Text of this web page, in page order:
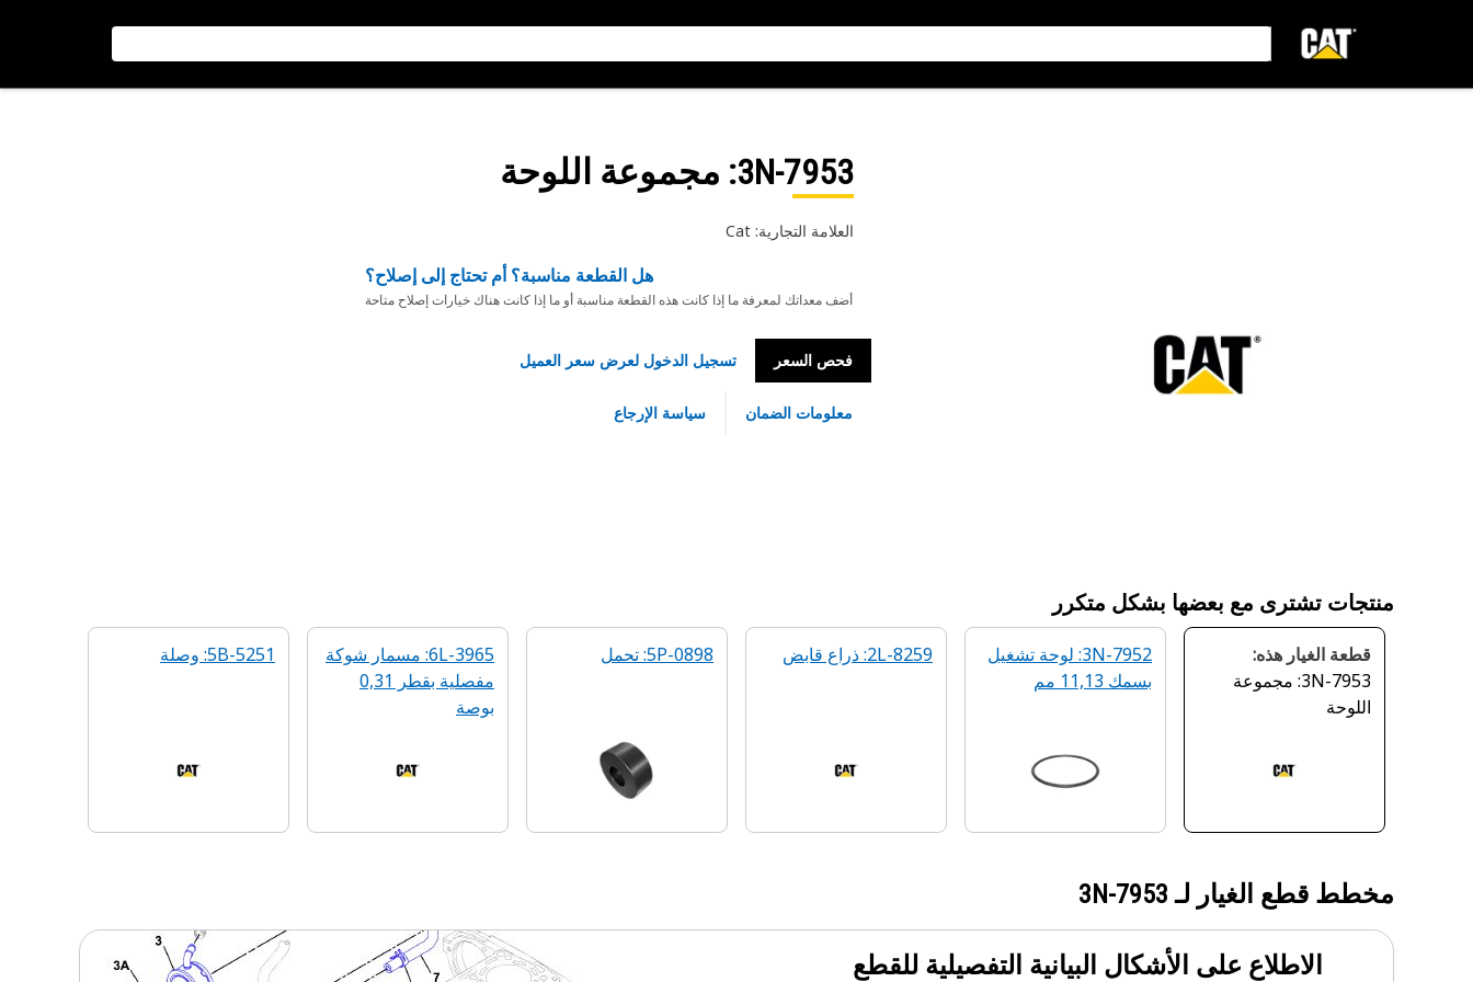
3N-7953: مجموعة اللوحة
العلامة التجارية: Cat
هل القطعة مناسبة؟ أم تحتاج إلى إصلاح؟
أضف معداتك لمعرفة ما إذا كانت هذه القطعة مناسبة أو ما إذا كانت هناك خيارات إصلاح متاحة
فحص السعر تسجيل الدخول لعرض سعر العميل
معلومات الضمان سياسة الإرجاع
منتجات تشترى مع بعضها بشكل متكرر
قطعة الغيار هذه:
3N-7953: مجموعة
اللوحة
3N-7952: لوحة تشغيل
بسمك 11,13 مم
2L-8259: ذراع قابض 5P-0898: تحمل
6L-3965: مسمار شوكة
مفصلية بقطر 0,31
بوصة
5B-5251: وصلة
مخطط قطع الغيار لـ 3N-7953
الاطلاع على الأشكال البيانية التفصيلية للقطع